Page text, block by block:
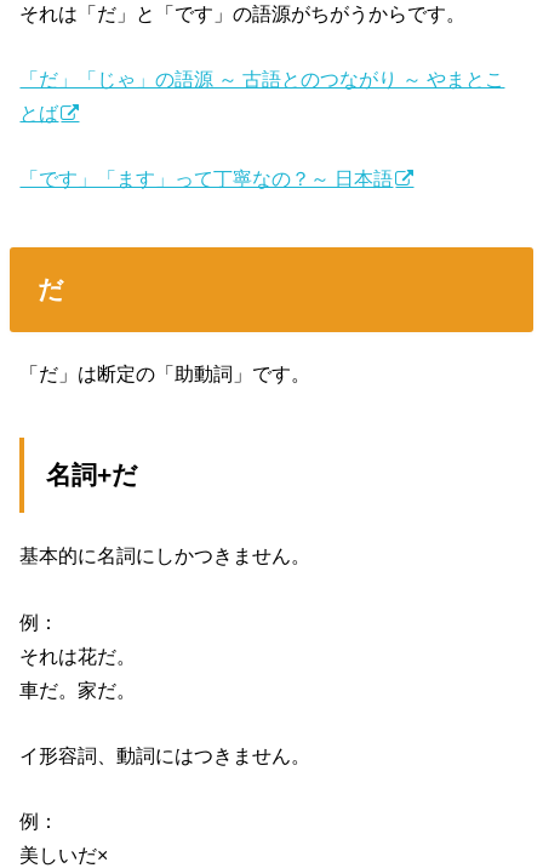
それは「だ」と「です」の語源がちがうからです。
「だ」「じゃ」の語源 ～ 古語とのつながり ～ やまとこ
とば
「です」「ます」って丁寧なの？～ 日本語
だ
「だ」は断定の「助動詞」です。
名詞+だ
基本的に名詞にしかつきません。
例：
それは花だ。
車だ。家だ。
イ形容詞、動詞にはつきません。
例：
美しいだ×